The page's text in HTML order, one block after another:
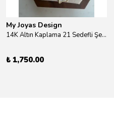
My Joyas Design
14K Altın Kaplama 21 Sedefli Şekiller Kolye 46cm
₺ 1,750.00